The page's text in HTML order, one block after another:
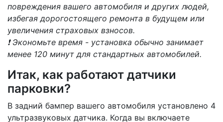
повреждения вашего автомобиля и других людей,
избегая дорогостоящего ремонта в будущем или
увеличения страховых взносов.
❗ Экономьте время - установка обычно занимает
менее 120 минут для стандартных автомобилей.
Итак, как работают датчики
парковки?
В задний бампер вашего автомобиля установлено 4
ультразвуковых датчика. Когда вы включаете